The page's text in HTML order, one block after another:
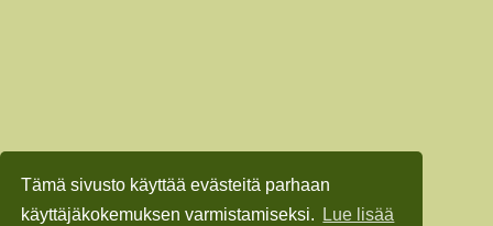
Tämä sivusto käyttää evästeitä parhaan
käyttäjäkokemuksen varmistamiseksi.
Lue lisää